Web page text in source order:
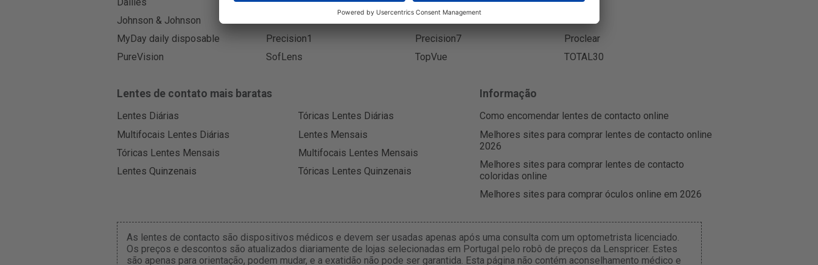
Johnson & Johnson
MyDay daily disposable
Precision1 Precision7
Proclear
PureVision
SofLens TopVue TOTAL30
Lentes de contato mais baratas
Lentes Diárias
Tóricas Lentes Diárias
Multifocais Lentes Diárias
Lentes Mensais
Tóricas Lentes Mensais
Multifocais Lentes Mensais
Lentes Quinzenais
Tóricas Lentes Quinzenais
Informação
Como encomendar lentes de contacto online
Melhores sites para comprar lentes de contacto online
2026
Melhores sites para comprar lentes de contacto
coloridas online
Melhores sites para comprar óculos online em 2026
As lentes de contacto são dispositivos médicos e devem ser usadas apenas após uma consulta com um optometrista licenciado.
Os preços e descontos são atualizados diariamente de lojas selecionadas em Portugal pelo robô de preços da Lenspricer. Estes
são apenas para orientação, podem mudar, e a exatidão não pode ser garantida. Esta página não contém aconselhamento médico e